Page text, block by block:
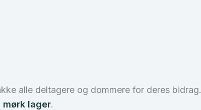
alle deltagere og dommere for deres bidrag.
mørk lager.